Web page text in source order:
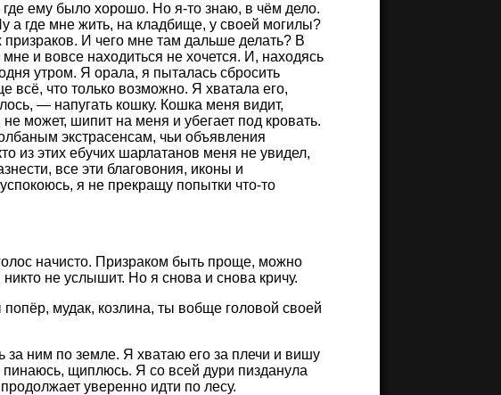
где ему было хорошо. Но я-то знаю, в чём дело.
а где мне жить, на кладбище, у своей могилы?
И чего мне там дальше делать? В
и вовсе находиться не хочется. И, находясь
утром. Я орала, я пыталась сбросить
всё, что только возможно. Я хватала его,
— напугать кошку. Кошка меня видит,
может, шипит на меня и убегает под кровать.
экстрасенсам, чьи объявления
из этих ебучих шарлатанов меня не увидел,
все эти благовония, иконы и
я не прекращу попытки что-то
начисто. Призраком быть проще, можно
не услышит. Но я снова и снова кричу.
мудак, козлина, ты вобще головой своей
за ним по земле. Я хватаю его за плечи и вишу
щиплюсь. Я со всей дури пизданула
уверенно идти по лесу.